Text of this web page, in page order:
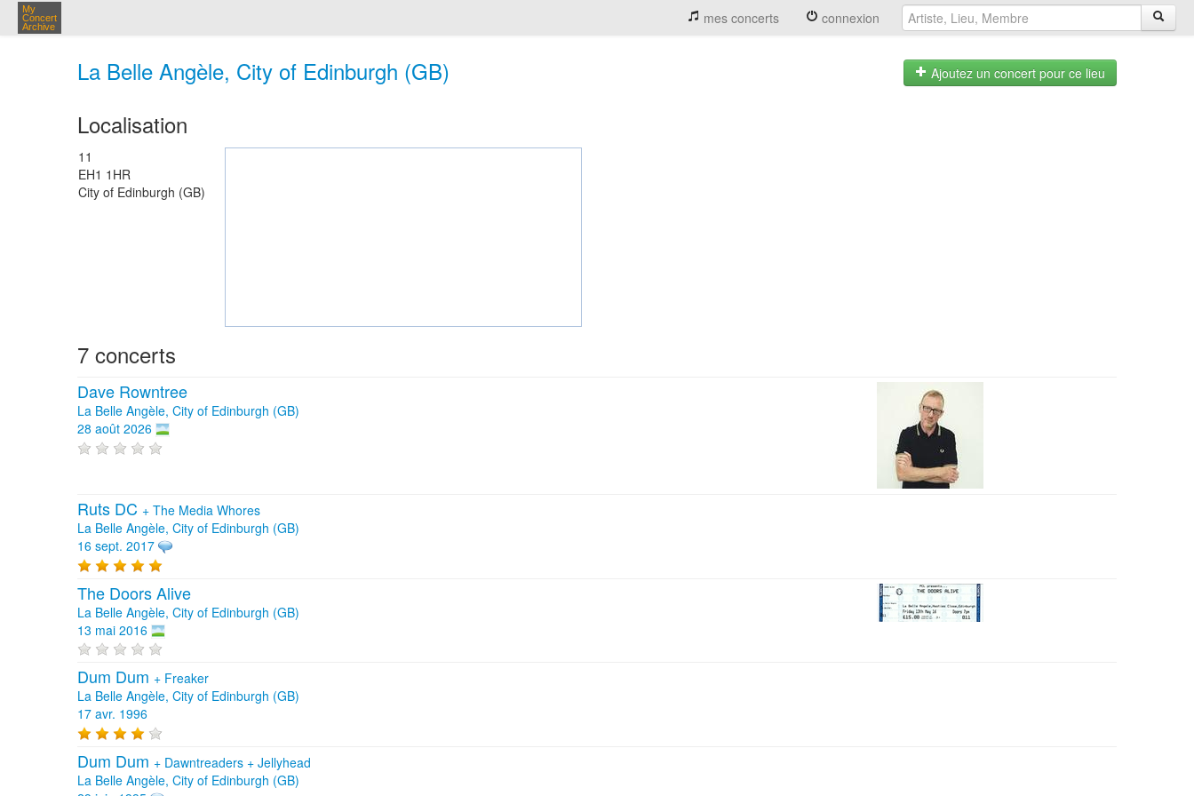
My
Concert
Archive
mes concerts connexion
La Belle Angèle, City of Edinburgh (GB) Ajoutez un concert pour ce lieu
Localisation
11
EH1 1HR
City of Edinburgh (GB)
7 concerts
Dave Rowntree
La Belle Angèle, City of Edinburgh (GB)
28 août 2026
Ruts DC + The Media Whores
La Belle Angèle, City of Edinburgh (GB)
16 sept. 2017
The Doors Alive
La Belle Angèle, City of Edinburgh (GB)
13 mai 2016
Dum Dum + Freaker
La Belle Angèle, City of Edinburgh (GB)
17 avr. 1996
Dum Dum + Dawntreaders + Jellyhead
La Belle Angèle, City of Edinburgh (GB)